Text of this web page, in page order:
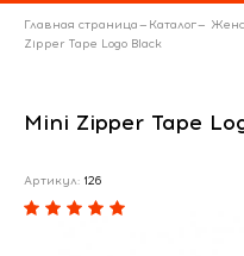
Главная страница— Каталог—
Zipper Tape Logo Black
Mini Zipper Tape
Артикул: 126